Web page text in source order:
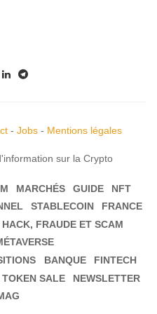
- Jobs- Mentions légales
sur la Crypto
MARCHÉS GUIDE
NFT
STABLECOIN
FRANCE
HACK, FRAUDE ET SCAM
BANQUE
FINTECH
TOKEN SALE
NEWSLETTER